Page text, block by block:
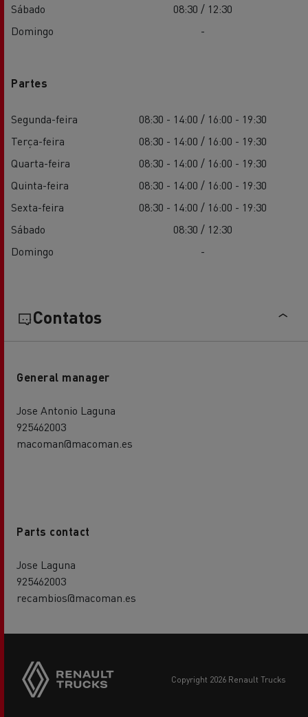
Sábado
08:30 / 12:30
Domingo
-
Partes
Segunda-feira
08:30 - 14:00 / 16:00 - 19:30
Terça-feira
08:30 - 14:00 / 16:00 - 19:30
Quarta-feira
08:30 - 14:00 / 16:00 - 19:30
Quinta-feira
08:30 - 14:00 / 16:00 - 19:30
Sexta-feira
08:30 - 14:00 / 16:00 - 19:30
Sábado
08:30 / 12:30
Domingo
-
Contatos
General manager
Jose Antonio Laguna
925462003
macoman@macoman.es
Parts contact
Jose Laguna
925462003
recambios@macoman.es
copyright 2026 Renault Trucks